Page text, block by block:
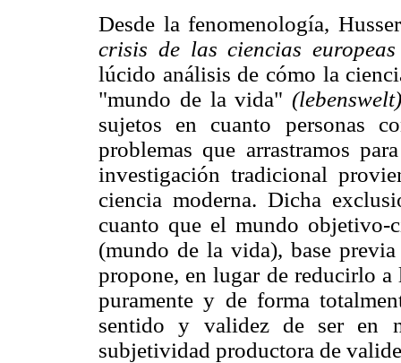
Desde la fenomenología,
crisis de las ciencias
lúcido análisis de cómo la
"mundo de la vida"
sujetos en cuanto personas
problemas que arrastramos
investigación tradicional
ciencia moderna. Dicha
cuanto que el mundo
(mundo de la vida), base
propone, en lugar de reducirlo
puramente y de forma
sentido y validez de ser en
subjetividad productora de